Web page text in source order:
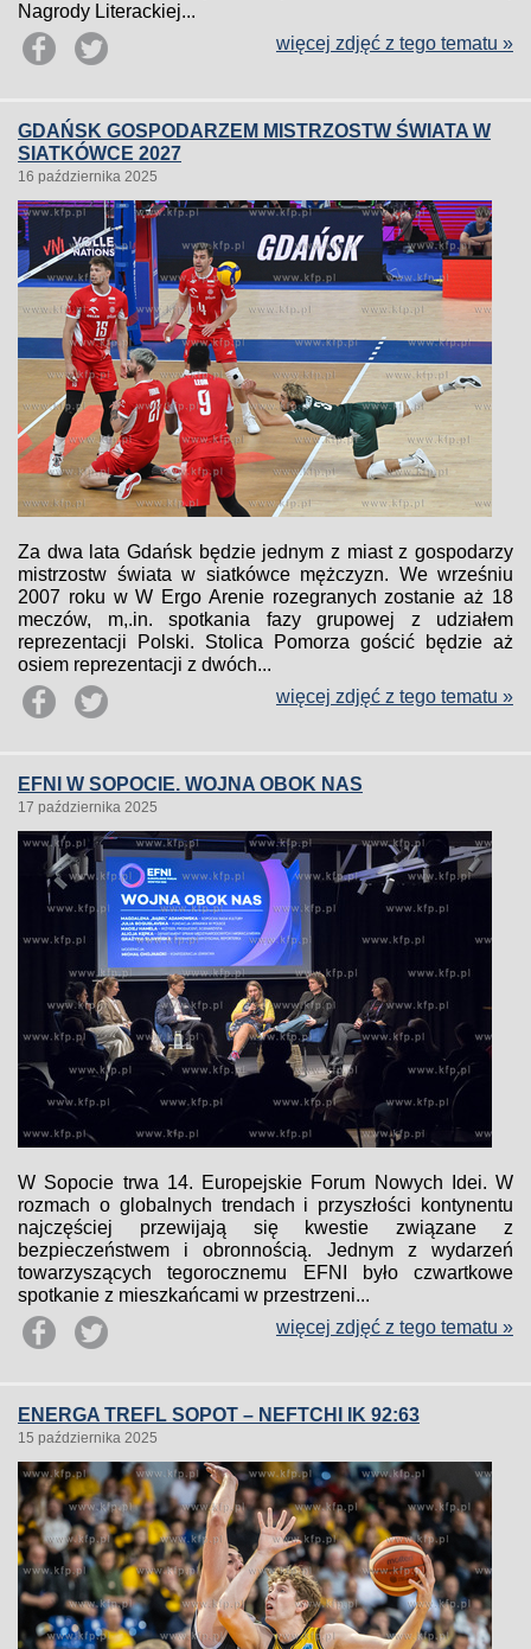
Nagrody Literackiej...
więcej zdjęć z tego tematu »
GDAŃSK GOSPODARZEM MISTRZOSTW ŚWIATA W
SIATKÓWCE 2027
16 października 2025
Za dwa lata Gdańsk będzie jednym z miast z gospodarzy
mistrzostw świata w siatkówce mężczyzn. We wrześniu
2007 roku w W Ergo Arenie rozegranych zostanie aż 18
meczów, m,.in. spotkania fazy grupowej z udziałem
reprezentacji Polski. Stolica Pomorza gościć będzie aż
osiem reprezentacji z dwóch...
więcej zdjęć z tego tematu »
EFNI W SOPOCIE. WOJNA OBOK NAS
17 października 2025
W Sopocie trwa 14. Europejskie Forum Nowych Idei. W
rozmach o globalnych trendach i przyszłości kontynentu
najczęściej przewijają się kwestie związane z
bezpieczeństwem i obronnością. Jednym z wydarzeń
towarzyszących tegorocznemu EFNI było czwartkowe
spotkanie z mieszkańcami w przestrzeni...
więcej zdjęć z tego tematu »
ENERGA TREFL SOPOT – NEFTCHI IK 92:63
15 października 2025